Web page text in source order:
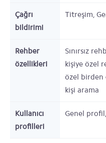
Çağrı
bildirimi
Titreşim,
Rehber
özellikleri
Sınırsız
kişiye özel
özel birden
kişi arama
Kullanıcı
profilleri
Genel